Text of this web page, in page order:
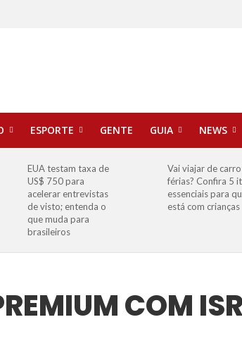
ESPORTE GENTE GUIA NEWS
EUA testam taxa de
US$ 750 para
acelerar entrevistas
de visto; entenda o
que muda para
brasileiros
Vai viajar de
férias? Confira 5
essenciais para
está com crianças
COM